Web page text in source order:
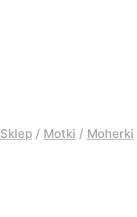
Sklep / Motki / Moherki